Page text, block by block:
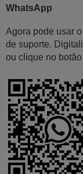
WhatsApp
Agora pode usar
de suporte.
ou clique no botão